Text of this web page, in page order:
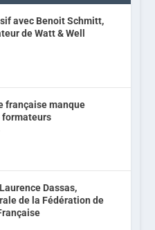
avec Benoit Schmitt,
de Watt & Well
française manque
formateurs
Dassas,
de la Fédération de